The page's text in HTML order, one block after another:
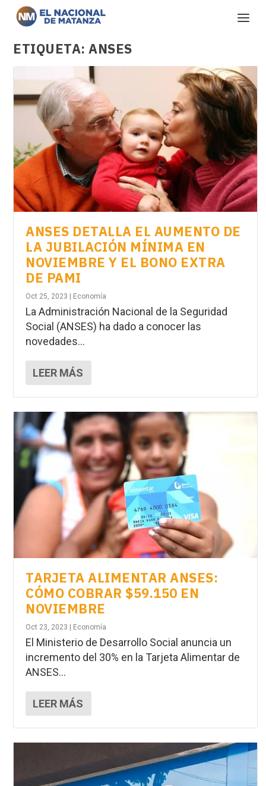
ETIQUETA:ANSES
ANSES DETALLA EL AUMENTO DE
LA JUBILACIÓN MÍNIMA EN
NOVIEMBRE Y EL BONO EXTRA
DE PAMI
Oct 25, 2023 Economía
La Administración Nacional de la Seguridad
Social (ANSES) ha dado a conocer las
novedades...
LEER MÁS
TARJETA ALIMENTAR ANSES:
CÓMO COBRAR $59.150 EN
NOVIEMBRE
Oct 23, 2023 | Economía
El Ministerio de Desarrollo Social anuncia un
incremento del 30% en la Tarjeta Alimentar de
ANSES...
LEER MÁS